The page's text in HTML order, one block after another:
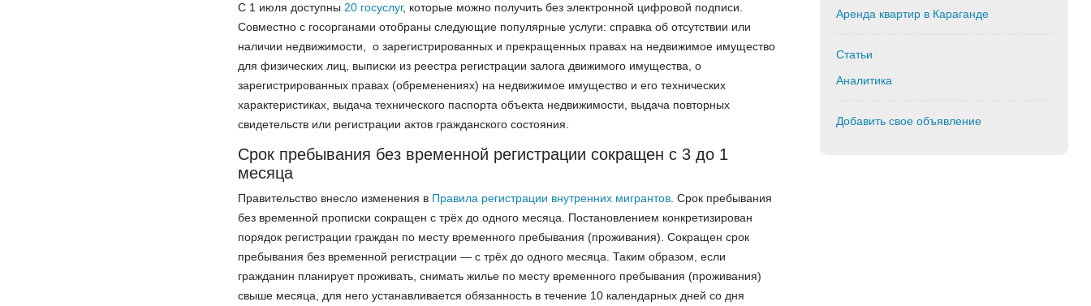
С 1 июля доступны 20 госуслуг, которые можно получить без электронной цифровой подписи.
Совместно с госорганами отобраны следующие популярные услуги: справка об отсутствии или
наличии недвижимости, о зарегистрированных и прекращенных правах на недвижимое имущество
для физических лиц, выписки из реестра регистрации залога движимого имущества, о
зарегистрированных правах (обременениях) на недвижимое имущество и его технических
характеристиках, выдача технического паспорта объекта недвижимости, выдача повторных
свидетельств или регистрации актов гражданского состояния.
Срок пребывания без временной регистрации сокращен с 3 до 1
месяца
Правительство внесло изменения в Правила регистрации внутренних мигрантов . Срок пребывания
без временной прописки сокращен с трёх до одного месяца. Постановлением конкретизирован
порядок регистрации граждан по месту временного пребывания (проживания). Сокращен срок
пребывания без временной регистрации — с трёх до одного месяца. Таким образом, если
гражданин планирует проживать, снимать жилье по месту временного пребывания (проживания)
свыше месяца, для него устанавливается обязанность в течение 10 календарных дней со дня
Аренда квартир в Караганде
Статьи
Аналитика
Добавить свое объявление